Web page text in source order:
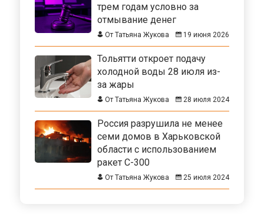
трем годам условно за
отмывание денег
От Татьяна Жукова 19 июня 2026
Тольятти откроет подачу
холодной воды 28 июля из-
за жары
От Татьяна Жукова 28 июля 2024
Россия разрушила не менее
семи домов в Харьковской
области с использованием
ракет С-300
От Татьяна Жукова 25 июля 2024